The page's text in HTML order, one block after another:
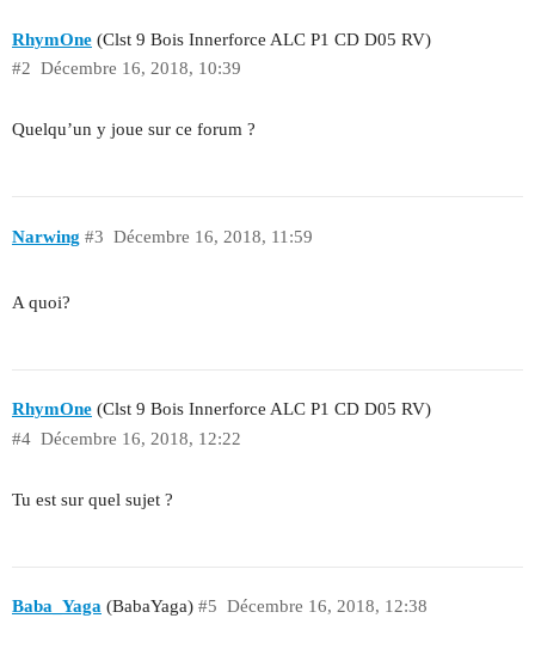
RhymOne (Clst 9 Bois Innerforce ALC P1 CD D05 RV)
Décembre 16, 2018, 10:39
#2
Quelqu’un y joue sur ce forum ?
Narwing Décembre 16, 2018, 11:59
#3
A quoi?
RhymOne (Clst 9 Bois Innerforce ALC P1 CD D05 RV)
Décembre 16, 2018, 12:22
#4
Tu est sur quel sujet ?
Baba_Yaga (BabaYaga) Décembre 16, 2018, 12:38
#5